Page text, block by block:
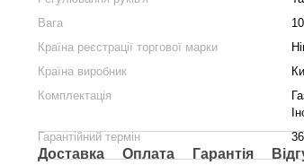
Вага
Країна реєстрації торгової марки
Країна виробник
Комплектація
Гарантійний термін
Доставка Оплата Гарантія